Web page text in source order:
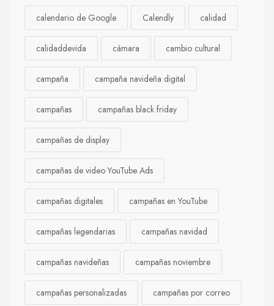
calendario de Google Calendly calidad
calidaddevida cámara cambio cultural
campaña campaña navideña digital
campañas campañas black friday
campañas de display
campañas de video YouTube Ads
campañas digitales campañas en YouTube
campañas legendarias campañas navidad
campañas navideñas campañas noviembre
campañas personalizadas campañas por correo